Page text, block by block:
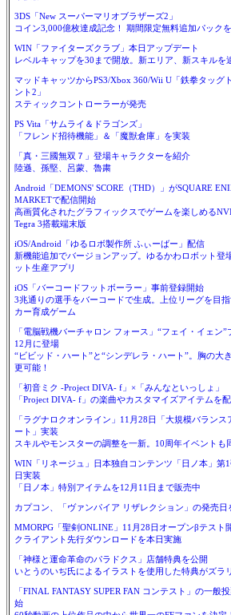
3DS「New スーパーマリオブラザーズ2」
コイン3,000億枚達成記念！ 期間限定無料追加パック
WIN「ファイターズクラブ」本日アップデート
レベルキャップを30まで開放。新エリア、新スキルを
マッドキャッツからPS3/Xbox 360/Wii U「鉄拳タッグ
ント2」
スティックコントローラーが発売
PS Vita「サムライ＆ドラゴンズ」
「フレンド招待機能」＆「魔獣倉庫」を実装
「真・三國無双７」登場キャラクターを紹介
陸遜、孫堅、呂蒙、魯粛
Android「DEMONS' SCORE（THD）」がSQUARE
MARKETで配信開始
高画質化されたグラフィックスでゲームを楽しめる
Tegra 3搭載端末版
iOS/Android「ゆるロボ製作所 ふぃーばー」配信
新機能追加でバージョンアップ。ゆるかわロボット登
ット生産アプリ
iOS「バーコードフットボーラー」事前登録開始
3兆通りの選手をバーコードで生成。上位リーグを目指
カー育成ゲーム
「電脳戦機バーチャロン フォース」“フェイ・イェン”
12月に登場
“ビビッド・ハート”と“シンデレラ・ハート”。胸の大
更可能！
「初音ミク -Project DIVA- f」×「みんなといっしょ」
「Project DIVA- f」の楽曲やカスタマイズアイテムを配
「ラグナロクオンライン」11月28日「大規模バランス
ート」実装
スキルやモンスターの調整を一新。10周年イベントも
WIN「リネージュ」日本独自コンテンツ「日ノ本」第
日実装
「日ノ本」特別アイテムを12月11日まで販売中
カプコン、「ヴァンパイア リザレクション」の発売日
MMORPG「聖剣ONLINE」11月28日オープンβテスト
クライアント先行ダウンロードを本日実施
「神様と運命革命のパラドクス」店舗特典を公開
いとうのいぢ氏によるイラストを使用した特典がズラリ
「FINAL FANTASY SUPER FAN コンテスト」の一般
始